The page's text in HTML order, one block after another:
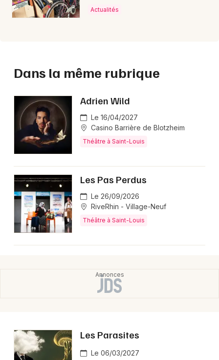
Actualités
Dans la même rubrique
Adrien Wild
Le 16/04/2027
Casino Barrière de Blotzheim
Théâtre à Saint-Louis
Les Pas Perdus
Le 26/09/2026
RiveRhin - Village-Neuf
Théâtre à Saint-Louis
Les Parasites
Le 06/03/2027